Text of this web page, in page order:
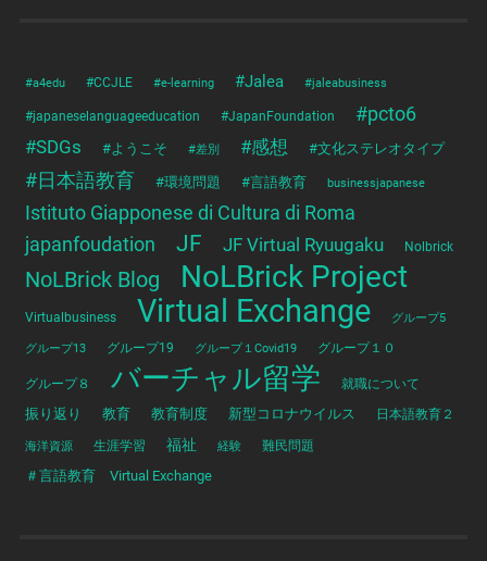
#a4edu #CCJLE #e-learning #Jalea #jaleabusiness
#japaneselanguageeducation #JapanFoundation #pcto6
#SDGs #ようこそ #差別 #感想 #文化ステレオタイプ
#日本語教育 #環境問題 #言語教育 businessjapanese
Istituto Giapponese di Cultura di Roma
japanfoudation JF JF Virtual Ryuugaku Nolbrick
NoLBrick Blog NoLBrick Project
Virtualbusiness Virtual Exchange
グループ5
グループ13
グループ19 グループ１Covid19 グループ１０
グループ８ バーチャル留学 就職について
振り返り 教育 教育制度 新型コロナウイルス 日本語教育２
海洋資源 生涯学習 福祉 経験 難民問題
＃言語教育 Virtual Exchange